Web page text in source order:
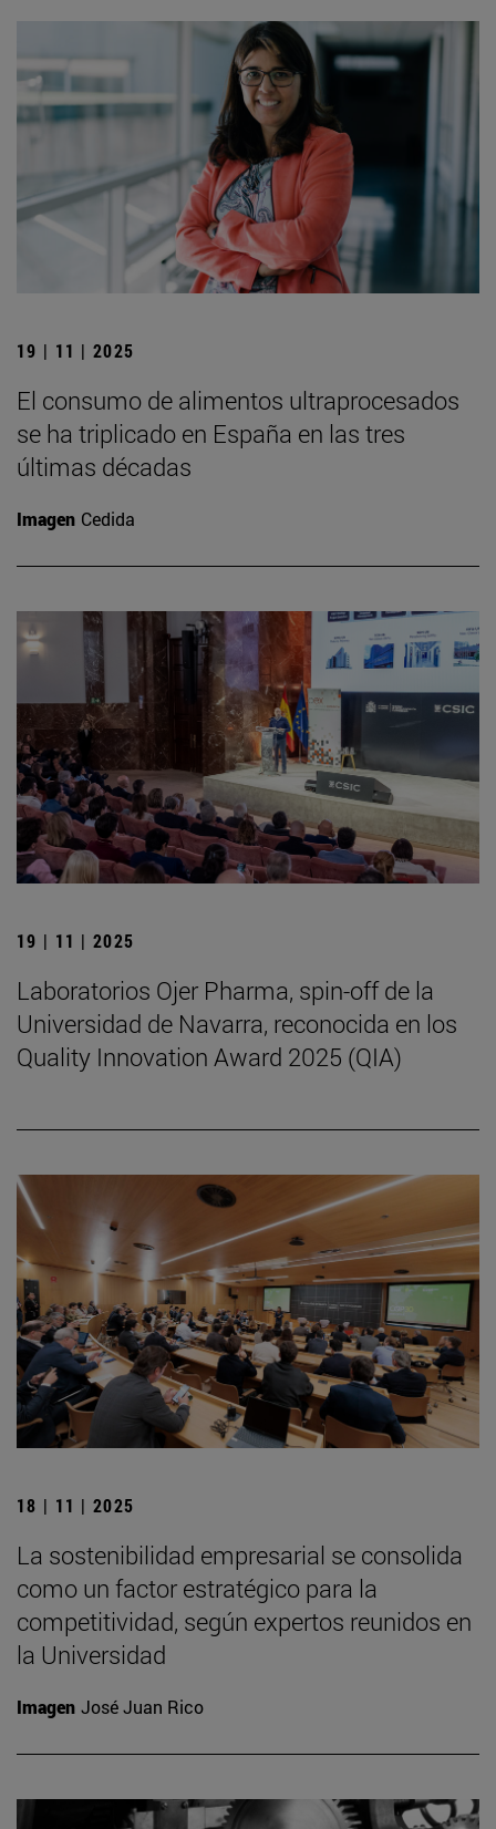
19 | 11 | 2025
El consumo de alimentos ultraprocesados
se ha triplicado en España en las tres
últimas décadas
Imagen Cedida
19 | 11 | 2025
Laboratorios Ojer Pharma, spin-off de la
Universidad de Navarra, reconocida en los
Quality Innovation Award 2025 (QIA)
18 | 11 | 2025
La sostenibilidad empresarial se consolida
como un factor estratégico para la
competitividad, según expertos reunidos en
la Universidad
Imagen José Juan Rico